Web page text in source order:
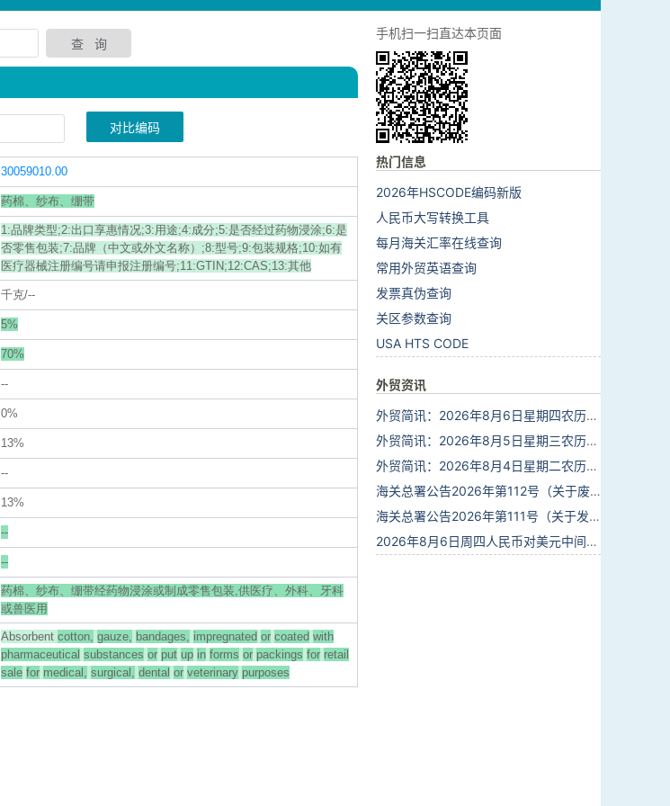
对比编码
30059010.00
药棉、纱布、绷带
1:品牌类型;2:出口享惠情况;3:用途;4:成分;5:是否经过药物浸涂;6:是
否零售包装;7:品牌（中文或外文名称）;8:型号;9:包装规格;10:如有
医疗器械注册编号请申报注册编号;11:GTIN;12:CAS;13:其他
千克/--
5%
70%
--
0%
13%
--
13%
--
--
药棉、纱布、绷带经药物浸涂或制成零售包装,供医疗、外科、牙科
或兽医用
Absorbent cotton, gauze, bandages, impregnated or coated with
pharmaceutical substances or put up in forms or packings for retail
sale for medical, surgical, dental or veterinary purposes
手机扫一扫直达本页面
热门信息
2026年HSCODE编码新版
人民币大写转换工具
每月海关汇率在线查询
常用外贸英语查询
发票真伪查询
关区参数查询
USA HTS CODE
外贸资讯
外贸简讯：2026年8月6日星期四农历六月廿四
外贸简讯：2026年8月5日星期三农历六月廿三
外贸简讯：2026年8月4日星期二农历六月廿二
海关总署公告2026年第112号（关于废止部分卫生检疫类规范性文件的公告）
海关总署公告2026年第111号（关于发布《进出境动植物检疫处理监督管理工作规定》《进出境卫生处理监督管理工作规定》的公告）
2026年8月6日周四人民币对美元中间价报6.7895调贬6个基点